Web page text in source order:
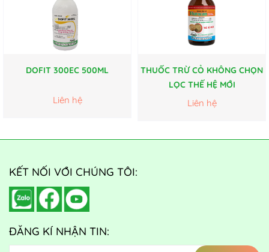
DOFIT 300EC 500ML
Liên hệ
THUỐC TRỪ CỎ KHÔNG CHỌN
LỌC THẾ HỆ MỚI
Liên hệ
KẾT NỐI VỚI CHÚNG TÔI:
ĐĂNG KÍ NHẬN TIN: